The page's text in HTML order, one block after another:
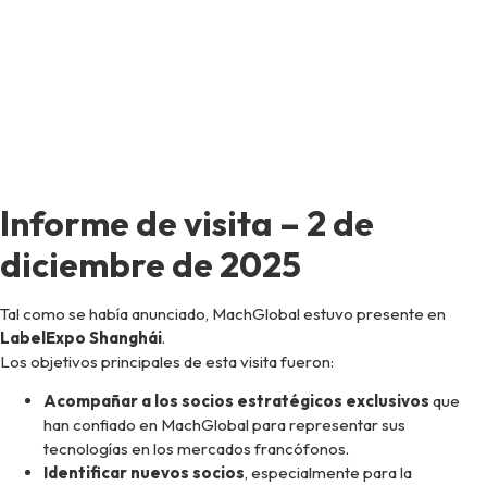
Informe de visita – 2 de
diciembre de 2025
Tal como se había anunciado, MachGlobal estuvo presente en
LabelExpo Shanghái.
Los objetivos principales de esta visita fueron:
Acompañar a los socios estratégicos exclusivos que
han confiado en MachGlobal para representar sus
tecnologías en los mercados francófonos.
Identificar nuevos socios, especialmente para la